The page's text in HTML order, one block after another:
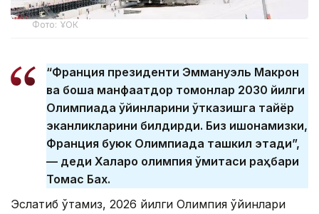
Фото: ҰОК
“Франция президенти Эммануэль Макрон
ва бошқа манфаатдор томонлар 2030 йилги
Олимпиада ўйинларини ўтказишга тайёр
эканликларини билдирди. Биз ишонамизки,
Франция буюк Олимпиада ташкил этади”,
— деди Халқаро олимпия қўмитаси раҳбари
Томас Бах.
Эслатиб ўтамиз, 2026 йилги Олимпия ўйинлари